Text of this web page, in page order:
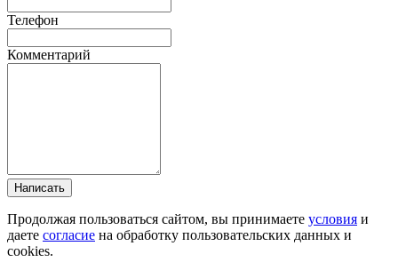
Телефон
Комментарий
Написать
Продолжая пользоваться сайтом, вы принимаете условия и
даете согласие на обработку пользовательских данных и
cookies.